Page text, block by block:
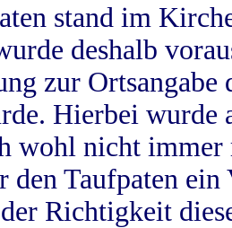
stand im
deshalb
zur
Hierbei wurde
wohl nicht
den Taufpaten
Richtigkeit